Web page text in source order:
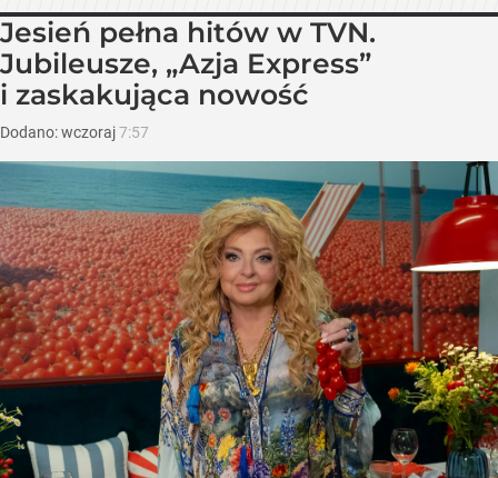
Jesień pełna hitów w TVN.
Jubileusze, „Azja Express”
i zaskakująca nowość
Dodano:wczoraj7:57